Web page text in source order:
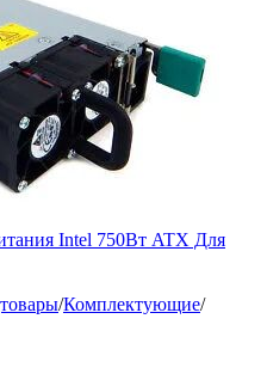
Intel 750Вт ATX Для
/Комплектующие/